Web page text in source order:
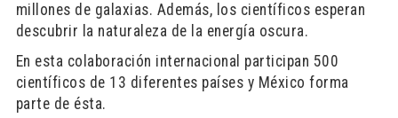
millones de galaxias. Además, los científicos esperan
descubrir la naturaleza de la energía oscura.
En esta colaboración internacional participan 500
científicos de 13 diferentes países y México forma
parte de ésta.